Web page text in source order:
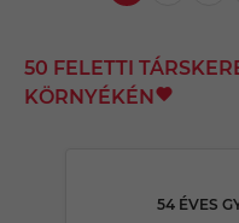
50 FELETTI
KÖRNYÉKÉN
54 ÉVES